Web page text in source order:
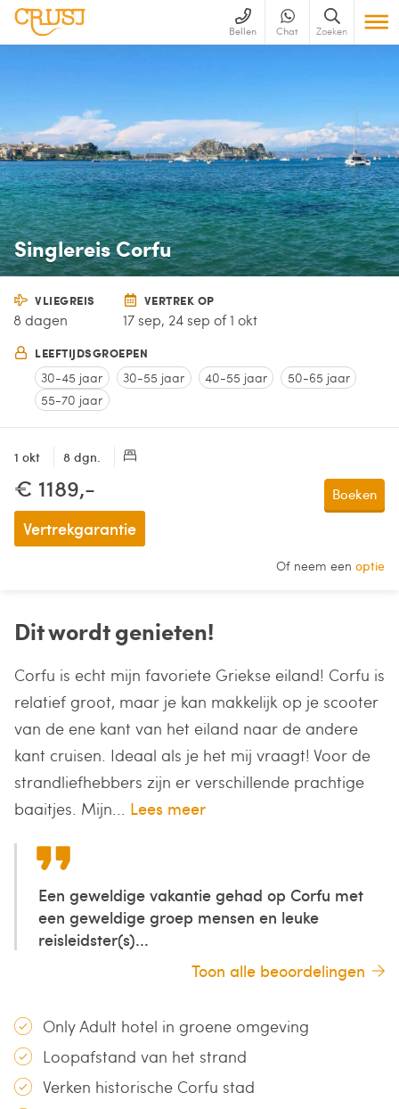
Bellen Chat Zoeken
Singlereis Corfu
VLIEGREIS
8 dagen
VERTREK OP
17 sep, 24 sep of 1 okt
LEEFTIJDSGROEPEN
30-45 jaar 30-55 jaar 40-55 jaar
50-65 jaar
55-70 jaar
1 okt 8 dgn.
€ 1189,-
Vertrekgarantie
Boeken
Of neem een optie
Dit wordt genieten!
Corfu is echt mijn favoriete Griekse eiland! Corfu is
relatief groot, maar je kan makkelijk op je scooter
van de ene kant van het eiland naar de andere
kant cruisen. Ideaal als je het mij vraagt! Voor de
strandliefhebbers zijn er verschillende prachtige
baaitjes. Mijn... Lees meer
Een geweldige vakantie gehad op Corfu met
een geweldige groep mensen en leuke
reisleidster(s)...
Toon alle beoordelingen
Only Adult hotel in groene omgeving
Loopafstand van het strand
Verken historische Corfu stad